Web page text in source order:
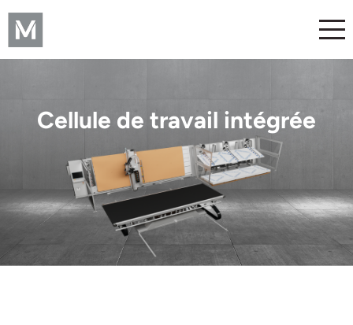
Cellule de travail intégrée